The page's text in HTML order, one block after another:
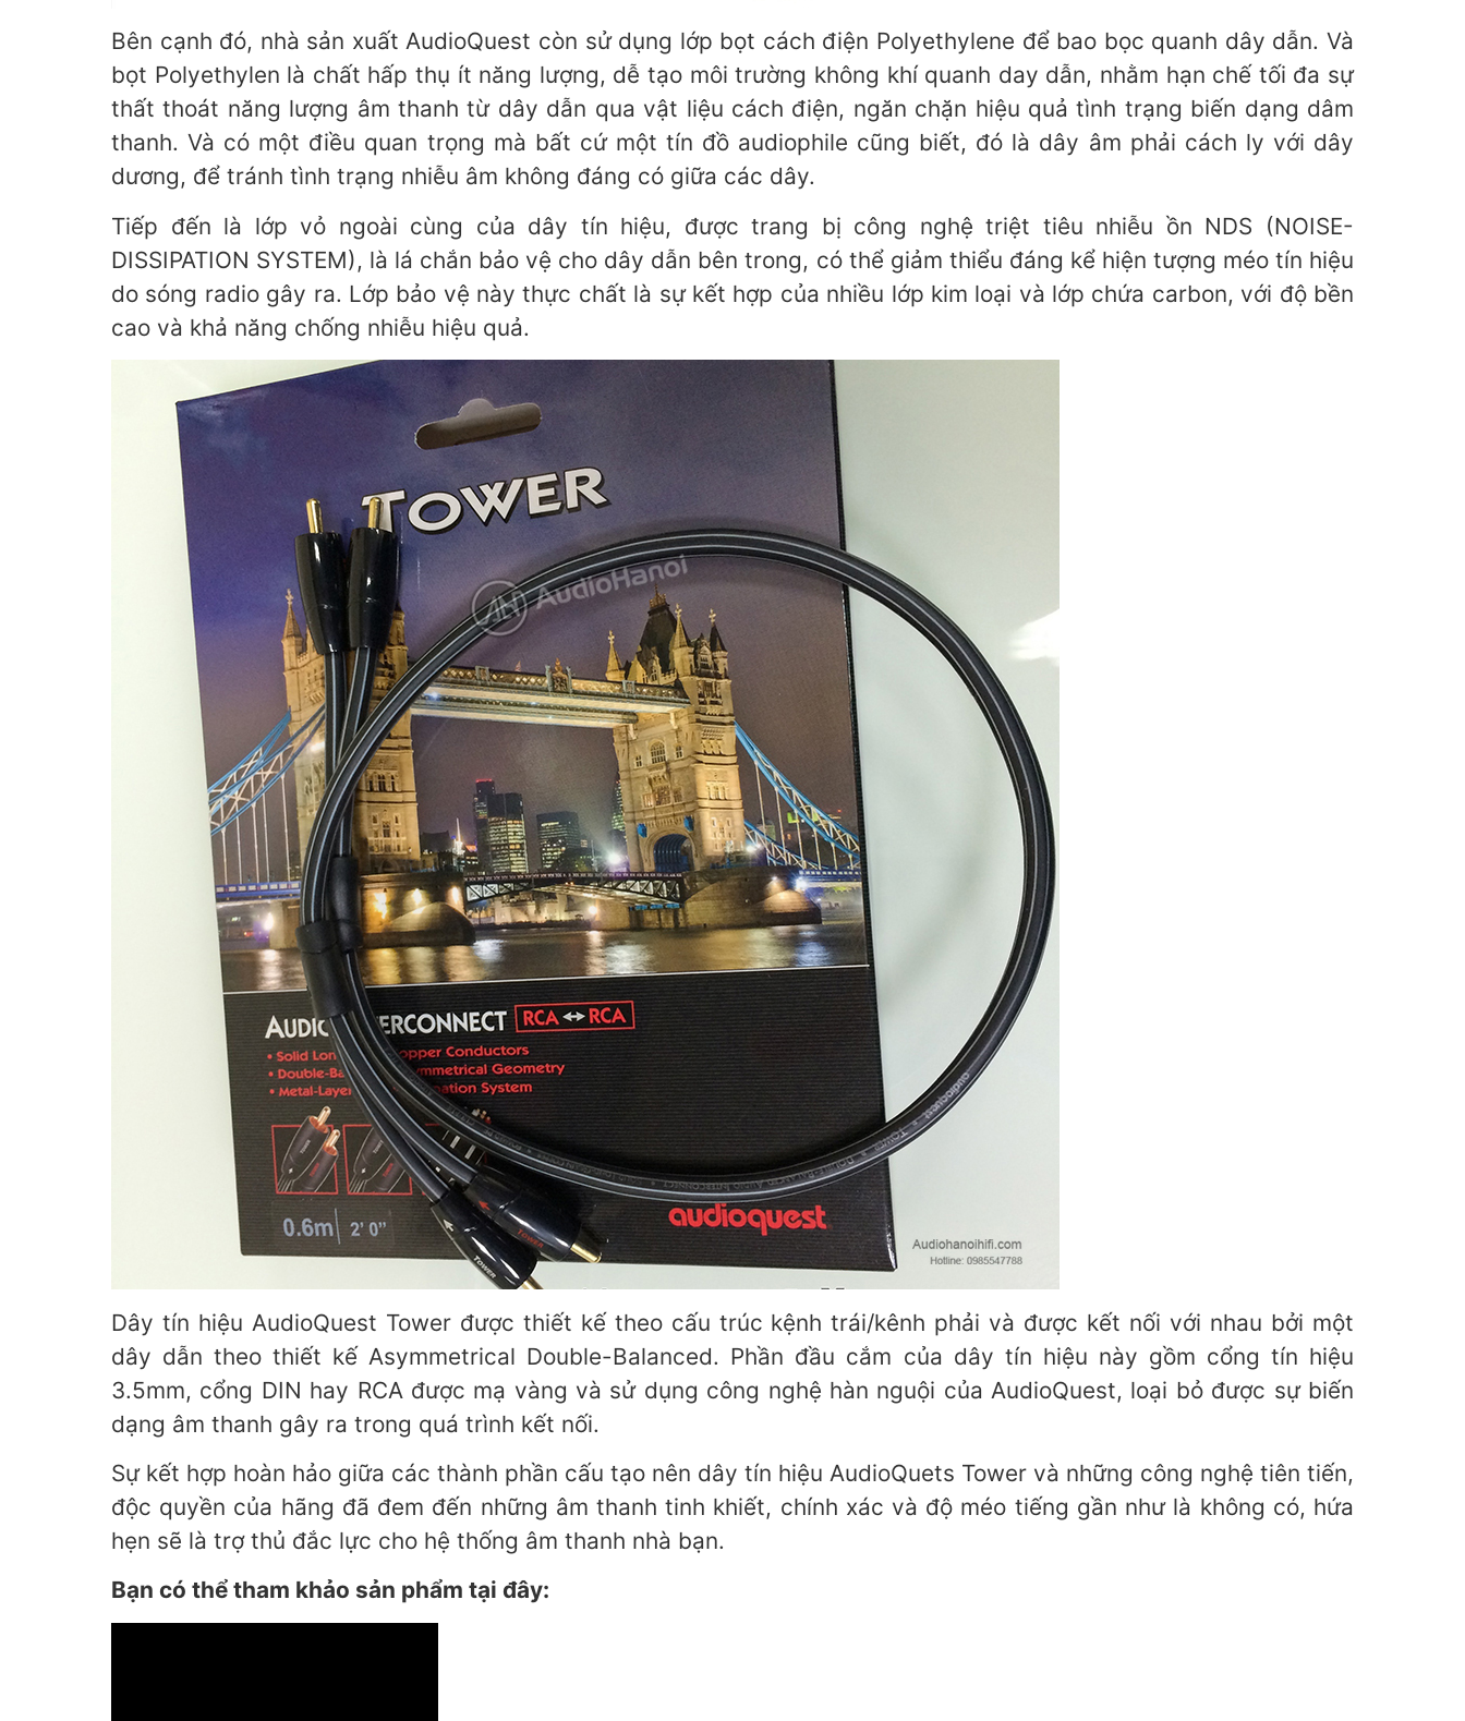
Bên cạnh đó, nhà sản xuất AudioQuest còn sử dụng lớp bọt cách điện Polyethylene để bao bọc quanh dây dẫn. Và
bọt Polyethylen là chất hấp thụ ít năng lượng, dễ tạo môi trường không khí quanh day dẫn, nhằm hạn chế tối đa sự
thất thoát năng lượng âm thanh từ dây dẫn qua vật liệu cách điện, ngăn chặn hiệu quả tình trạng biến dạng dâm
thanh. Và có một điều quan trọng mà bất cứ một tín đồ audiophile cũng biết, đó là dây âm phải cách ly với dây
dương, để tránh tình trạng nhiễu âm không đáng có giữa các dây.
Tiếp đến là lớp vỏ ngoài cùng của dây tín hiệu, được trang bị công nghệ triệt tiêu nhiễu ồn NDS (NOISE-
DISSIPATION SYSTEM), là lá chắn bảo vệ cho dây dẫn bên trong, có thể giảm thiểu đáng kể hiện tượng méo tín hiệu
do sóng radio gây ra. Lớp bảo vệ này thực chất là sự kết hợp của nhiều lớp kim loại và lớp chứa carbon, với độ bền
cao và khả năng chống nhiễu hiệu quả.
Dây tín hiệu AudioQuest Tower được thiết kế theo cấu trúc kệnh trái/kênh phải và được kết nối với nhau bởi một
dây dẫn theo thiết kế Asymmetrical Double-Balanced. Phần đầu cắm của dây tín hiệu này gồm cổng tín hiệu
3.5mm, cổng DIN hay RCA được mạ vàng và sử dụng công nghệ hàn nguội của AudioQuest, loại bỏ được sự biến
dạng âm thanh gây ra trong quá trình kết nối.
Sự kết hợp hoàn hảo giữa các thành phần cấu tạo nên dây tín hiệu AudioQuets Tower và những công nghệ tiên tiến,
độc quyền của hãng đã đem đến những âm thanh tinh khiết, chính xác và độ méo tiếng gần như là không có, hứa
hẹn sẽ là trợ thủ đắc lực cho hệ thống âm thanh nhà bạn.
Bạn có thể tham khảo sản phẩm tại đây: